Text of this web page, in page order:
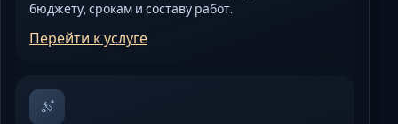
бюджету, срокам и составу работ.
Перейти к услуге